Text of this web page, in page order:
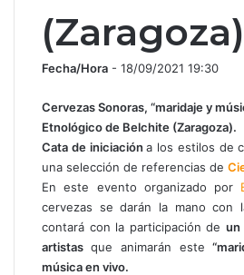
(Zaragoza)
Fecha/Hora - 18/09/2021 19:30
Cervezas Sonoras, “maridaje y
Etnológico de Belchite (Zaragoza).
Cata de iniciacióna los estilos de
una selección de referencias de
En este evento organizado por
cervezas se darán la mano con
contará con la participación de un
artistas que animarán este
música en vivo.